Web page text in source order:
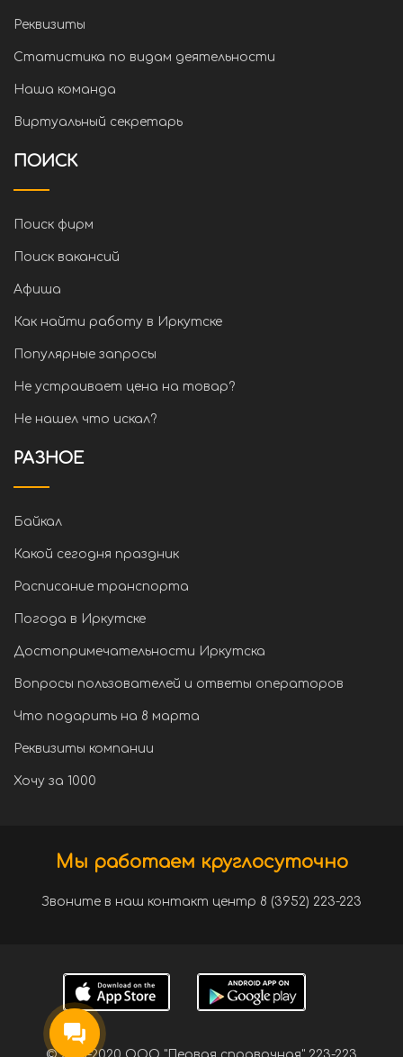
Реквизиты
Статистика по видам деятельности
Наша команда
Виртуальный секретарь
ПОИСК
Поиск фирм
Поиск вакансий
Афиша
Как найти работу в Иркутске
Популярные запросы
Не устраивает цена на товар?
Не нашел что искал?
РАЗНОЕ
Байкал
Какой сегодня праздник
Расписание транспорта
Погода в Иркутске
Достопримечательности Иркутска
Вопросы пользователей и ответы операторов
Что подарить на 8 марта
Реквизиты компании
Хочу за 1000
Мы работаем круглосуточно
Звоните в наш контакт центр 8 (3952) 223-223